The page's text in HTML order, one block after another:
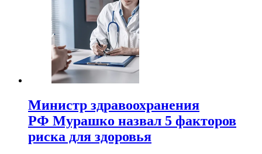
Министр здравоохранения
РФ Мурашко назвал 5 факторов
риска для здоровья